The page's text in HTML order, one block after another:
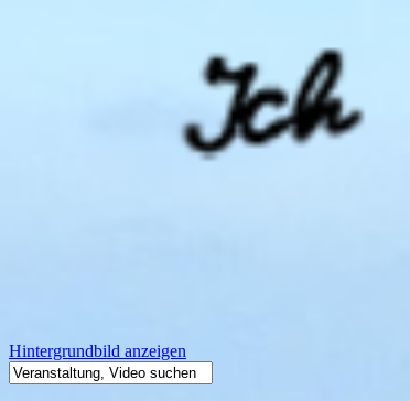
Hintergrundbild anzeigen